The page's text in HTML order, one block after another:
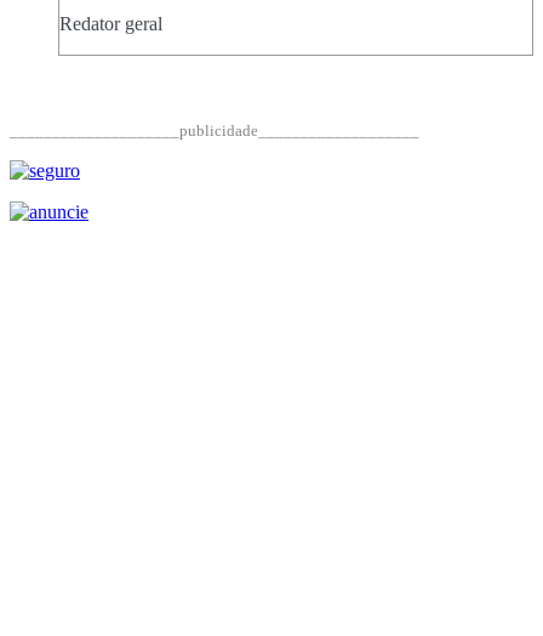
Redator geral
____________________publicidade___________________